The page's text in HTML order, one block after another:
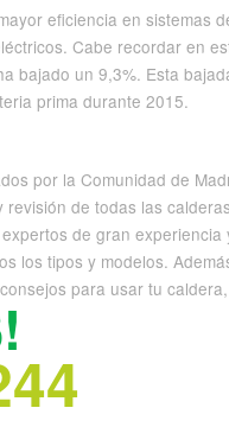
eficiencia en sistemas
Cabe recordar en
bajado un 9,3%. Esta
prima durante 2015.
por la Comunidad de
de todas las
de gran
los tipos y modelos.
para usar tu